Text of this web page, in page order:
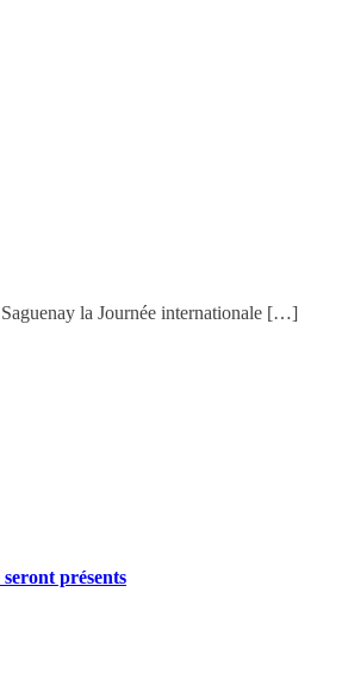
la Journée internationale […]
présents